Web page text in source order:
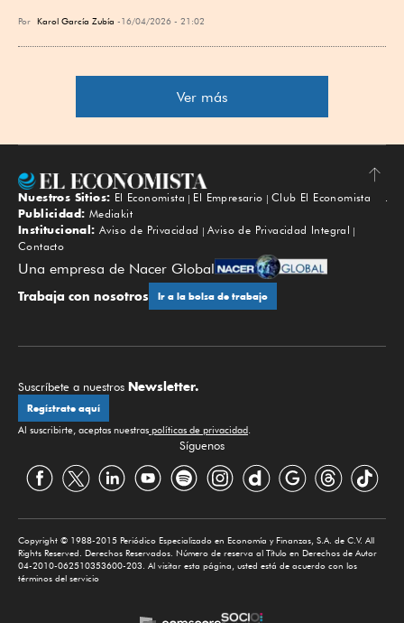
Por Karol García Zubía 16/04/2026 - 21:02
Ver más
Subir
Nuestros Sitios: El Economista El Empresario
Club El Economista
Publicidad: Mediakit
Institucional: Aviso de Privacidad
Aviso de Privacidad Integral
Contacto
Una empresa de Nacer Global
Trabaja con nosotros Ir a la bolsa de trabajo
Suscríbete a nuestros Newsletter.
Regístrate aquí
Al suscribirte, aceptas nuestras políticas de privacidad.
Síguenos
Copyright © 1988-2015 Periódico Especializado en Economía y Finanzas, S.A. de C.V. All
Rights Reserved. Derechos Reservados. Número de reserva al Título en Derechos de Autor
04-2010-062510353600-203. Al visitar esta página, usted está de acuerdo con los
términos del servicio